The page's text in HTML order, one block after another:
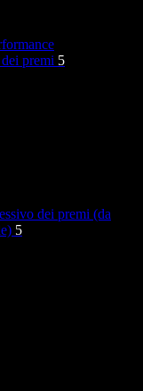
premi 5
dei premi (da
5